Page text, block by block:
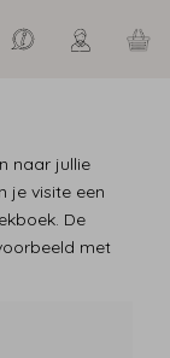
naar jullie
je visite een
De
met